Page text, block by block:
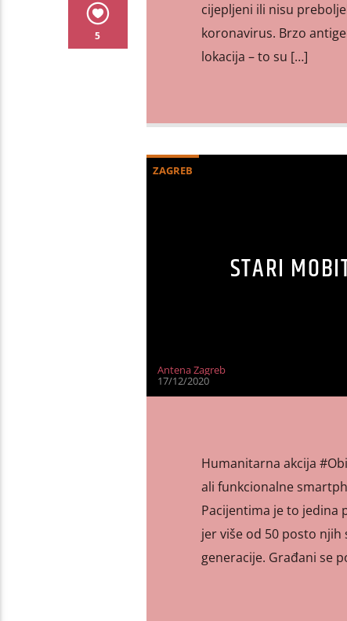
5
cijepljeni ili nisu
koronavirus. Brzo
lokacija – to su […]
ZAGREB
STARI
Antena Zagreb
17/12/2020
Humanitarna akcija
ali funkcionalne
Pacijentima je to jedina
jer više od 50 posto
generacije. Građani se